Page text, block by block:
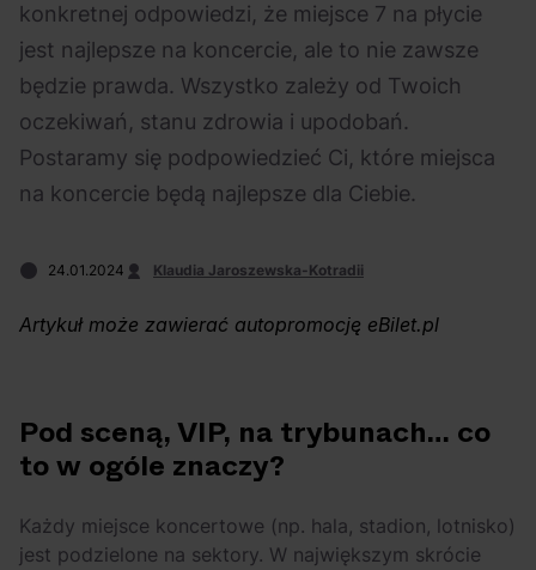
Scena Impostora 06.08.2026
Kto jest
prawdziwym fanem
Chivasa?
05.08.2026
Aplikacja
KAMAAAN nową
inicjatywą eBilet
jednoczącą fanów
Polecane Rap 05.08.2026
rapowych
koncertach?
Festiwal OFF Festival
warte uwagi!
konkretnej odpowiedzi, że miejsce 7 na płycie
jest najlepsze na koncercie, ale to nie zawsze
będzie prawda. Wszystko zależy od Twoich
oczekiwań, stanu zdrowia i upodobań.
Postaramy się podpowiedzieć Ci, które miejsca
na koncercie będą najlepsze dla Ciebie.
24.01.2024 Klaudia Jaroszewska-Kotradii
Artykuł może zawierać autopromocję eBilet.pl
Pod sceną, VIP, na trybunach… co
to w ogóle znaczy?
Każdy miejsce koncertowe (np. hala, stadion, lotnisko)
jest podzielone na sektory. W największym skrócie